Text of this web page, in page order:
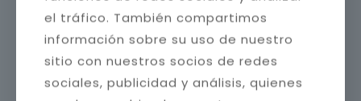
el tráfico. También compartimos
información sobre su uso de nuestro
sitio con nuestros socios de redes
sociales, publicidad y análisis, quienes